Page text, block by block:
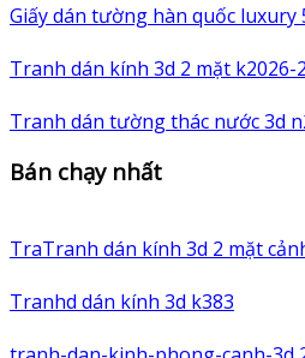
Giấy dán tường hàn quốc luxury
Tranh dán kính 3d 2 mặt k2026-
Tranh dán tường thác nước 3d
Bán chạy nhất
TraTranh dán kính 3d 2 mặt
Tranhd dán kính 3d k383